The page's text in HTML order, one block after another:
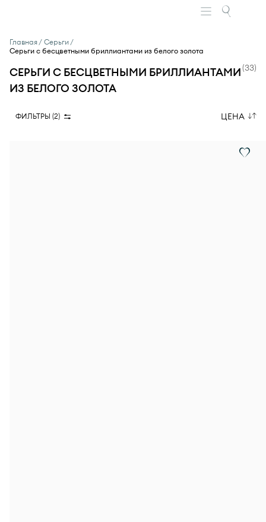
Главная
Серьги
Серьги с бесцветными бриллиантами из белого золота
СЕРЬГИ С БЕСЦВЕТНЫМИ БРИЛЛИАНТАМИ
ИЗ БЕЛОГО ЗОЛОТА
(33)
ФИЛЬТРЫ (2) ЦЕНА